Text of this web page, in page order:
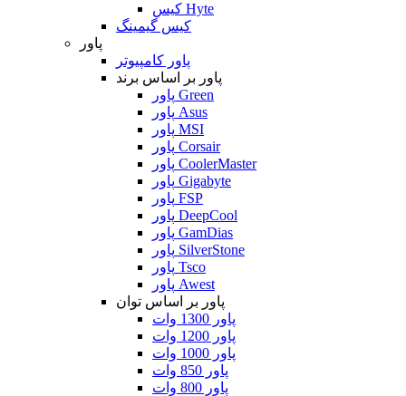
کیس Hyte
کیس گیمینگ
پاور
پاور کامپیوتر
پاور بر اساس برند
پاور Green
پاور Asus
پاور MSI
پاور Corsair
پاور CoolerMaster
پاور Gigabyte
پاور FSP
پاور DeepCool
پاور GamDias
پاور SilverStone
پاور Tsco
پاور Awest
پاور بر اساس توان
پاور 1300 وات
پاور 1200 وات
پاور 1000 وات
پاور 850 وات
پاور 800 وات